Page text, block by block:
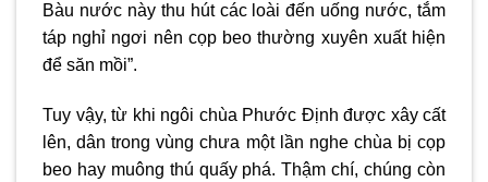
Bàu nước này thu hút các loài đến uống nước, tắm
táp nghỉ ngơi nên cọp beo thường xuyên xuất hiện
để săn mồi”.
Tuy vậy, từ khi ngôi chùa Phước Định được xây cất
lên, dân trong vùng chưa một lần nghe chùa bị cọp
beo hay muông thú quấy phá. Thậm chí, chúng còn